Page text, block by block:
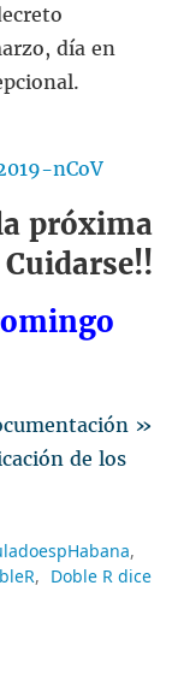
día en
nCoV
próxima
»
de los
Doble R dice